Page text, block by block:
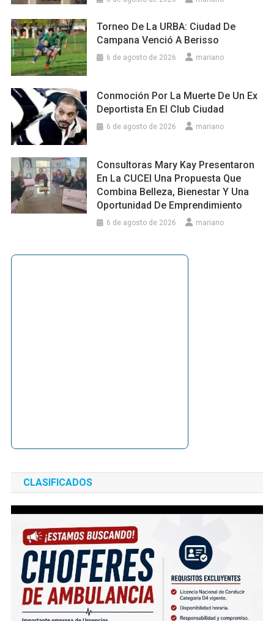
Torneo De La URBA: Ciudad De
Campana Venció A Berisso
6 de agosto de 2026 mariano
Conmoción Por La Muerte De Un Ex
Deportista En El Club Ciudad
6 de agosto de 2026 mariano
Consultoras Mary Kay Presentaron
En La CUCEI Una Propuesta Que
Combina Belleza, Bienestar Y Una
Oportunidad De Emprendimiento
6 de agosto de 2026 mariano
CLASIFICADOS